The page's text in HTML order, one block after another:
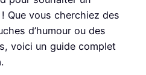
! Que vous cherchiez des
d’humour ou des
voici un guide complet